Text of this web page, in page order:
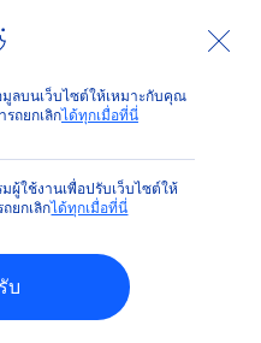
มูลบนเว็บไซต์ให้เหมาะกับคุณ
ถยกเลิกได้ทุกเมื่อที่นี่
มผู้ใช้งานเพื่อปรับเว็บไซต์ให้
ยกเลิกได้ทุกเมื่อที่นี่
บ
ผิวหน้า ผลิตภัณฑ์บำรุงผิวหน้า
(32)
แอนตี้สปอต
สปอต เซรั่ม